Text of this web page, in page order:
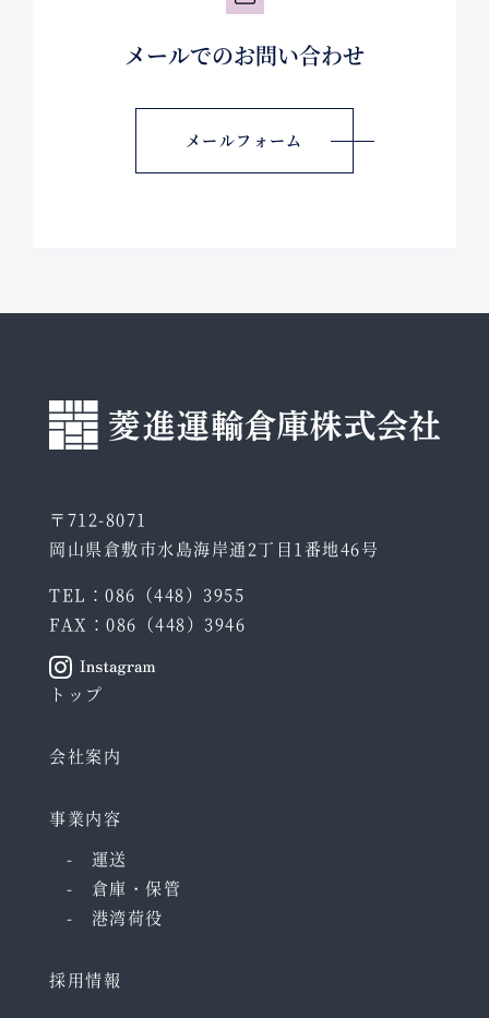
メールでのお問い合わせ
メールフォーム
〒712-8071
岡山県倉敷市水島海岸通2丁目1番地46号
TEL：086（448）3955
FAX：086（448）3946
トップ
会社案内
事業内容
運送
倉庫・保管
港湾荷役
採用情報